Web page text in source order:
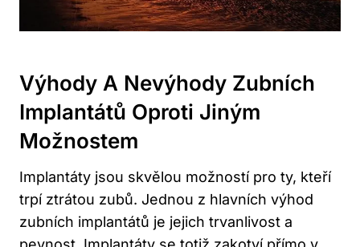
Výhody A Nevýhody Zubních
Implantátů Oproti Jiným
Možnostem
Implantáty jsou skvělou možností pro ty, kteří
trpí ztrátou zubů. Jednou z hlavních výhod
zubních implantátů je jejich trvanlivost a